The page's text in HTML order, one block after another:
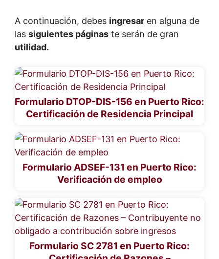
A continuación, debes ingresar en alguna de
las siguientes páginas te serán de gran
utilidad.
Formulario DTOP-DIS-156 en Puerto Rico:
Certificación de Residencia Principal
Formulario ADSEF-131 en Puerto Rico:
Verificación de empleo
Formulario SC 2781 en Puerto Rico: